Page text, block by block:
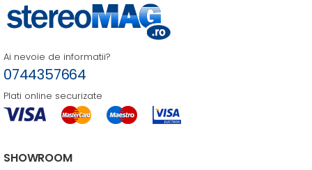
Ai nevoie de informatii?
0744357664
Plati online securizate
SHOWROOM